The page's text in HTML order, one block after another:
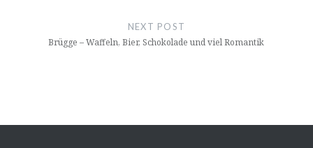
NEXT POST
Brügge – Waffeln, Bier, Schokolade und viel Romantik